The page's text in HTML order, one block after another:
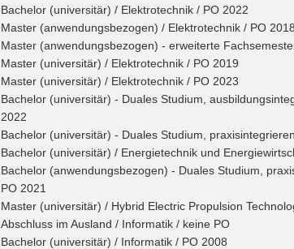
Bachelor (universitär) / Elektrotechnik / PO 2022
Master (anwendungsbezogen) / Elektrotechnik / PO 2018
Master (anwendungsbezogen) - erweiterte
Master (universitär) / Elektrotechnik / PO 2019
Master (universitär) / Elektrotechnik / PO 2023
Bachelor (universitär) - Duales Studium,
2022
Bachelor (universitär) - Duales Studium,
Bachelor (universitär) / Energietechnik und
Bachelor (anwendungsbezogen) - Duales Studium,
PO 2021
Master (universitär) / Hybrid Electric Propulsion
Abschluss im Ausland / Informatik / keine PO
Bachelor (universitär) / Informatik / PO 2008